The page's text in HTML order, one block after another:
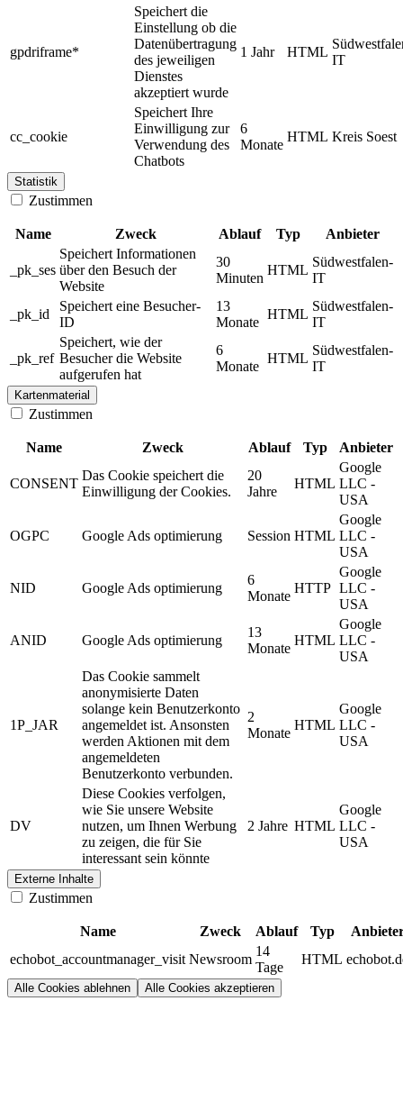
gpdriframe*
Speichert die
Einstellung ob die
Datenübertragung
des jeweiligen
Dienstes
akzeptiert wurde
1 Jahr HTML
IT
cc_cookie
Speichert Ihre
Einwilligung zur
Verwendung des
Chatbots
6
Monate
HTML Kreis Soest
Statistik
Zustimmen
Name Zweck Ablauf Typ Anbieter
_pk_ses
Speichert Informationen
über den Besuch der
Website
30
Minuten
HTML
Südwestfalen-
IT
_pk_id
Speichert eine Besucher-
ID
13
Monate
HTML
Südwestfalen-
IT
_pk_ref
Speichert, wie der
Besucher die Website
aufgerufen hat
6
Monate
HTML
Südwestfalen-
IT
Kartenmaterial
Zustimmen
Name Zweck Ablauf Typ Anbieter
CONSENT
Das Cookie speichert die
Einwilligung der Cookies.
20
Jahre
HTML
Google
LLC -
USA
OGPC Google Ads optimierung Session HTML
Google
LLC -
USA
NID Google Ads optimierung
6
Monate
HTTP
Google
LLC -
USA
ANID Google Ads optimierung
13
Monate
HTML
Google
LLC -
USA
1P_JAR
Das Cookie sammelt
anonymisierte Daten
solange kein Benutzerkonto
angemeldet ist. Ansonsten
werden Aktionen mit dem
angemeldeten
Benutzerkonto verbunden.
2
Monate
HTML
Google
LLC -
USA
DV
Diese Cookies verfolgen,
wie Sie unsere Website
nutzen, um Ihnen Werbung
zu zeigen, die für Sie
interessant sein könnte
2 Jahre HTML
Google
LLC -
USA
Externe Inhalte
Zustimmen
Name Zweck Ablauf Typ
echobot_accountmanager_visit Newsroom
14
Tage
HTML
Alle Cookies ablehnen Alle Cookies akzeptieren